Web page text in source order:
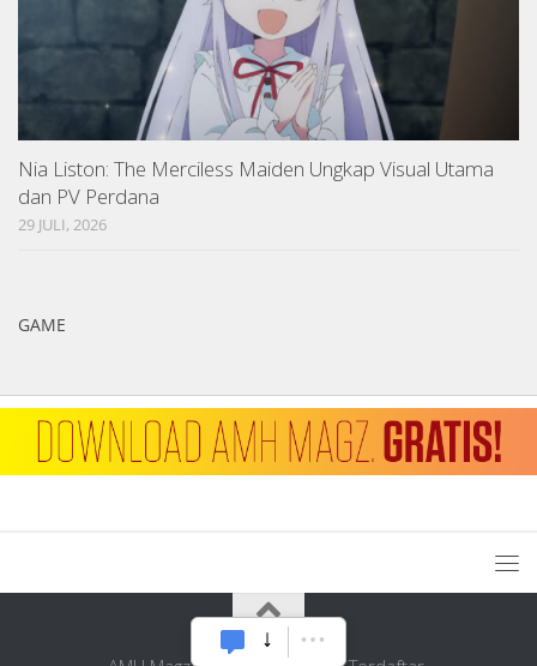
Nia Liston: The Merciless Maiden Ungkap Visual Utama
dan PV Perdana
29 JULI, 2026
GAME